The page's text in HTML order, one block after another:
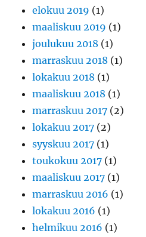
elokuu 2019 (1)
maaliskuu 2019 (1)
joulukuu 2018 (1)
marraskuu 2018 (1)
lokakuu 2018 (1)
maaliskuu 2018 (1)
marraskuu 2017 (2)
lokakuu 2017 (2)
syyskuu 2017 (1)
toukokuu 2017 (1)
maaliskuu 2017 (1)
marraskuu 2016 (1)
lokakuu 2016 (1)
helmikuu 2016 (1)